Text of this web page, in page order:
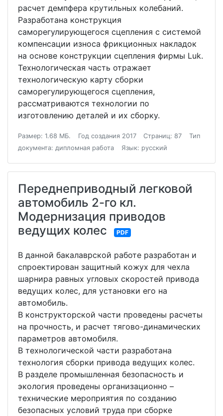
расчет демпфера крутильных колебаний.
Разработана конструкция
саморегулирующегося сцепления с системой
компенсации износа фрикционных накладок
на основе конструкции сцепления фирмы Luk.
Технологическая часть отражает
технологическую карту сборки
саморегулирующегося сцепления,
рассматриваются технологии по
изготовлению деталей и их сборку.
Размер: 1.68 МБ. Год создания 2017 Страниц: 87
Тип
документа: дипломная работа
Язык: русский
Переднеприводный легковой
автомобиль 2-го кл.
Модернизация приводов
ведущих колес
PDF
В данной бакалаврской работе разработан и
спроектирован защитный кожух для чехла
шарнира равных угловых скоростей привода
ведущих колес, для установки его на
автомобиль.
В конструкторской части проведены расчеты
на прочность, и расчет тягово-динамических
параметров автомобиля.
В технологической части разработана
технология сборки привода ведущих колес.
В разделе промышленная безопасность и
экология проведены организационно –
технические мероприятия по созданию
безопасных условий труда при сборке